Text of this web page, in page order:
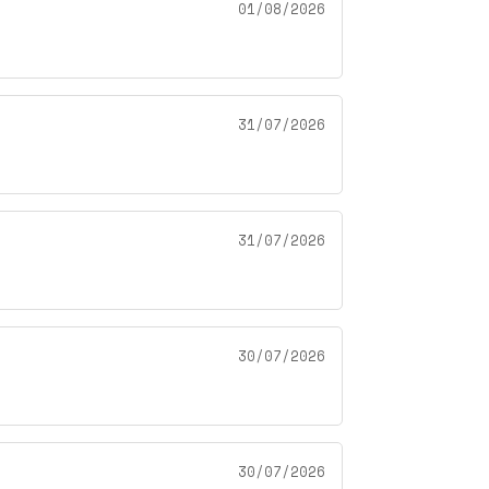
01/08/2026
31/07/2026
31/07/2026
30/07/2026
30/07/2026